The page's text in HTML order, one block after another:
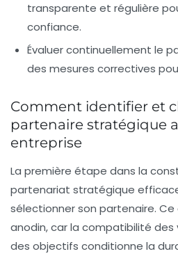
transparente et régulière
confiance.
Évaluer continuellement le
des mesures correctives
Comment identifier et
partenaire stratégique
entreprise
La première étape dans la
partenariat stratégique
sélectionner son partenaire. Ce
anodin, car la compatibilité des
des objectifs conditionne la